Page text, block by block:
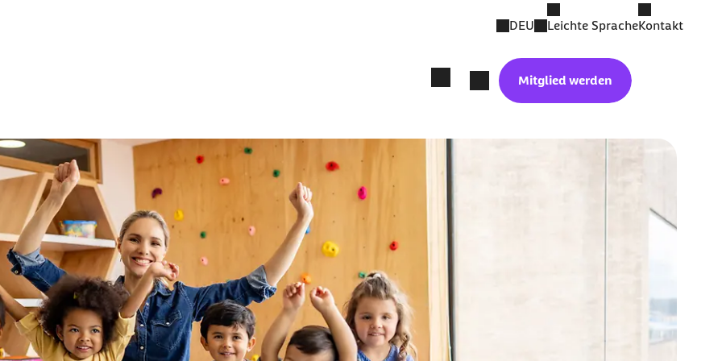
DEU Leichte SpracheKontakt
Mitglied werden